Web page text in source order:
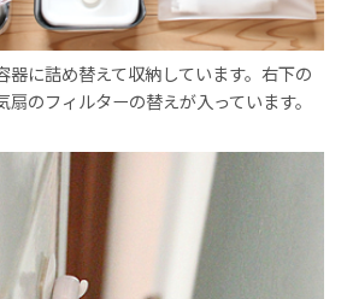
器に詰め替えて収納しています。右下の
のフィルターの替えが入っています。